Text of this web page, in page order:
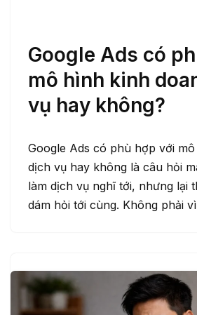
Google Ads có
mô hình kinh
vụ hay không?
Google Ads có phù hợp với
dịch vụ hay không là câu hỏi
làm dịch vụ nghĩ tới, nhưng lại
dám hỏi tới cùng. Không phải